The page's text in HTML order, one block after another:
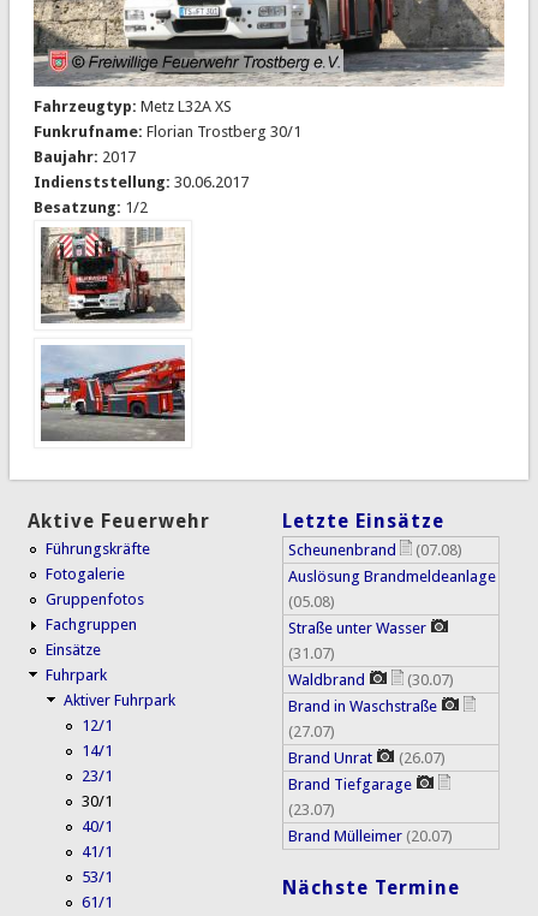
Fahrzeugtyp: Metz L32A XS
Funkrufname: Florian Trostberg 30/1
Baujahr: 2017
Indienststellung: 30.06.2017
Besatzung: 1/2
Aktive Feuerwehr
Führungskräfte
Fotogalerie
Gruppenfotos
Fachgruppen
Einsätze
Fuhrpark
Aktiver Fuhrpark
12/1
14/1
23/1
30/1
40/1
41/1
53/1
61/1
Letzte Einsätze
Scheunenbrand
(07.08)
Auslösung Brandmeldeanlage
(05.08)
Straße unter Wasser
(31.07)
Waldbrand
(30.07)
Brand in Waschstraße
(27.07)
Brand Unrat
(26.07)
Brand Tiefgarage
(23.07)
Brand Mülleimer (20.07)
Nächste Termine